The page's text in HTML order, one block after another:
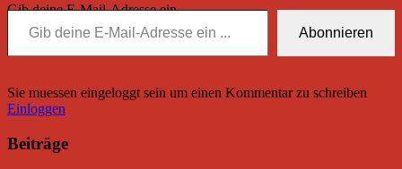
Gib deine E-Mail-Adresse ein ...
Abonnieren
Sie muessen eingeloggt sein um einen Kommentar zu schreiben
Einloggen
Beiträge